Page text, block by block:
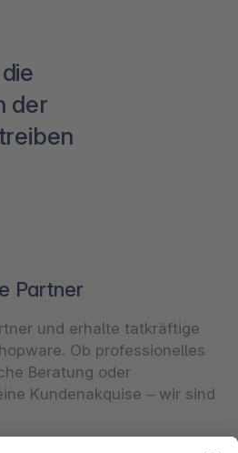
der
Partner
und erhalte tatkräftige
Ob professionelles
Beratung oder
Kundenakquise – wir sind